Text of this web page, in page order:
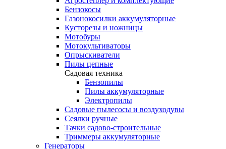
Бензокосы
Газонокосилки аккумуляторные
Кусторезы и ножницы
Мотобуры
Мотокультиваторы
Опрыскиватели
Пилы цепные
Садовая техника
Бензопилы
Пилы аккумуляторные
Электропилы
Садовые пылесосы и воздуходувы
Сеялки ручные
Тачки садово-строительные
Триммеры аккумуляторные
Генераторы